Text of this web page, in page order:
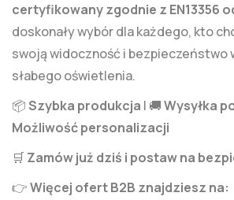
certyfikowany zgodnie z EN13356
doskonały wybór dla każdego, kto
swoją widoczność i bezpieczeństwo
słabego oświetlenia.
📦Szybka produkcja | 🚚Wysyłka
Możliwość personalizacji
🛒 Zamów już dziś i postaw na
👉Więcej ofert B2B znajdziesz na: